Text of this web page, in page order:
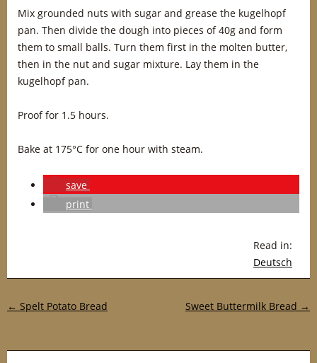
Mix grounded nuts with sugar and grease the kugelhopf
pan. Then divide the dough into pieces of 40g and form
them to small balls. Turn them first in the molten butter,
then in the nut and sugar mixture. Lay them in the
kugelhopf pan.
Proof for 1.5 hours.
Bake at 175°C for one hour with steam.
save
print
Read in:
Deutsch
Post navigation
← Spelt Potato Bread Sweet Buttermilk Bread →